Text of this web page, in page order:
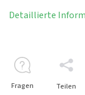
Detaillierte
Fragen Teilen